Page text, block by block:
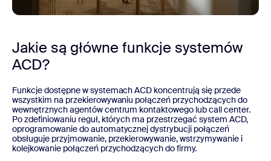
Jakie są główne funkcje systemów
ACD?
Funkcje dostępne w systemach ACD koncentrują się przede
wszystkim na przekierowywaniu połączeń przychodzących do
wewnętrznych agentów centrum kontaktowego lub call center.
Po zdefiniowaniu reguł, których ma przestrzegać system ACD,
oprogramowanie do automatycznej dystrybucji połączeń
obsługuje przyjmowanie, przekierowywanie, wstrzymywanie i
kolejkowanie połączeń przychodzących do firmy.